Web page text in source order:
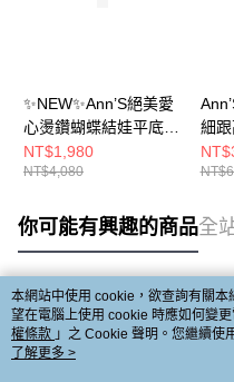
✨NEW✨Ann’S絕美愛
心燙鑽蝴蝶結娃平底娃
鞋1.5cm-米白
NT$1,980
NT$4,080
細
你可能有興趣的商品全
熱門標籤
本網站中使用 cookie，欲查詢有關
望在電腦上使用 cookie 時應如何變
權條款 」之 Cookie 聲明。您繼續使
用條款之 Cookie 聲明使用 cookie。
了解更多 >